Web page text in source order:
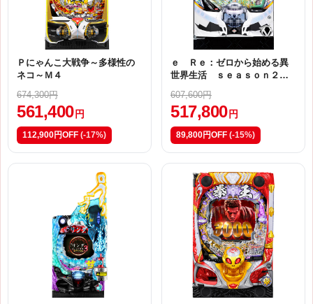
Ｐにゃんこ大戦争～多様性の
ネコ～Ｍ４
674,300円
561,400 円
112,900円OFF (-17%)
ｅ Ｒｅ：ゼロから始める異
世界生活 ｓｅａｓｏｎ２Ｍ
607,600円
517,800 円
89,800円OFF (-15%)